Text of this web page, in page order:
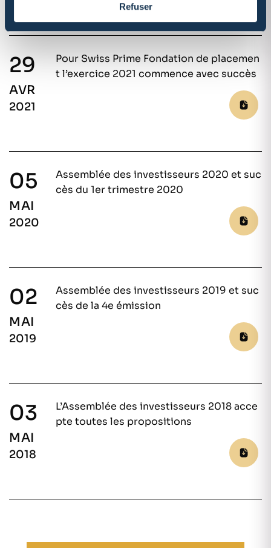
Refuser
29
AVR
2021
Pour Swiss Prime Fondation de placemen
t l’exercice 2021 commence avec succès
05
MAI
2020
Assemblée des investisseurs 2020 et suc
cès du 1er trimestre 2020
02
MAI
2019
Assemblée des investisseurs 2019 et suc
cès de la 4e émission
03
MAI
2018
L’Assemblée des investisseurs 2018 acce
pte toutes les propositions